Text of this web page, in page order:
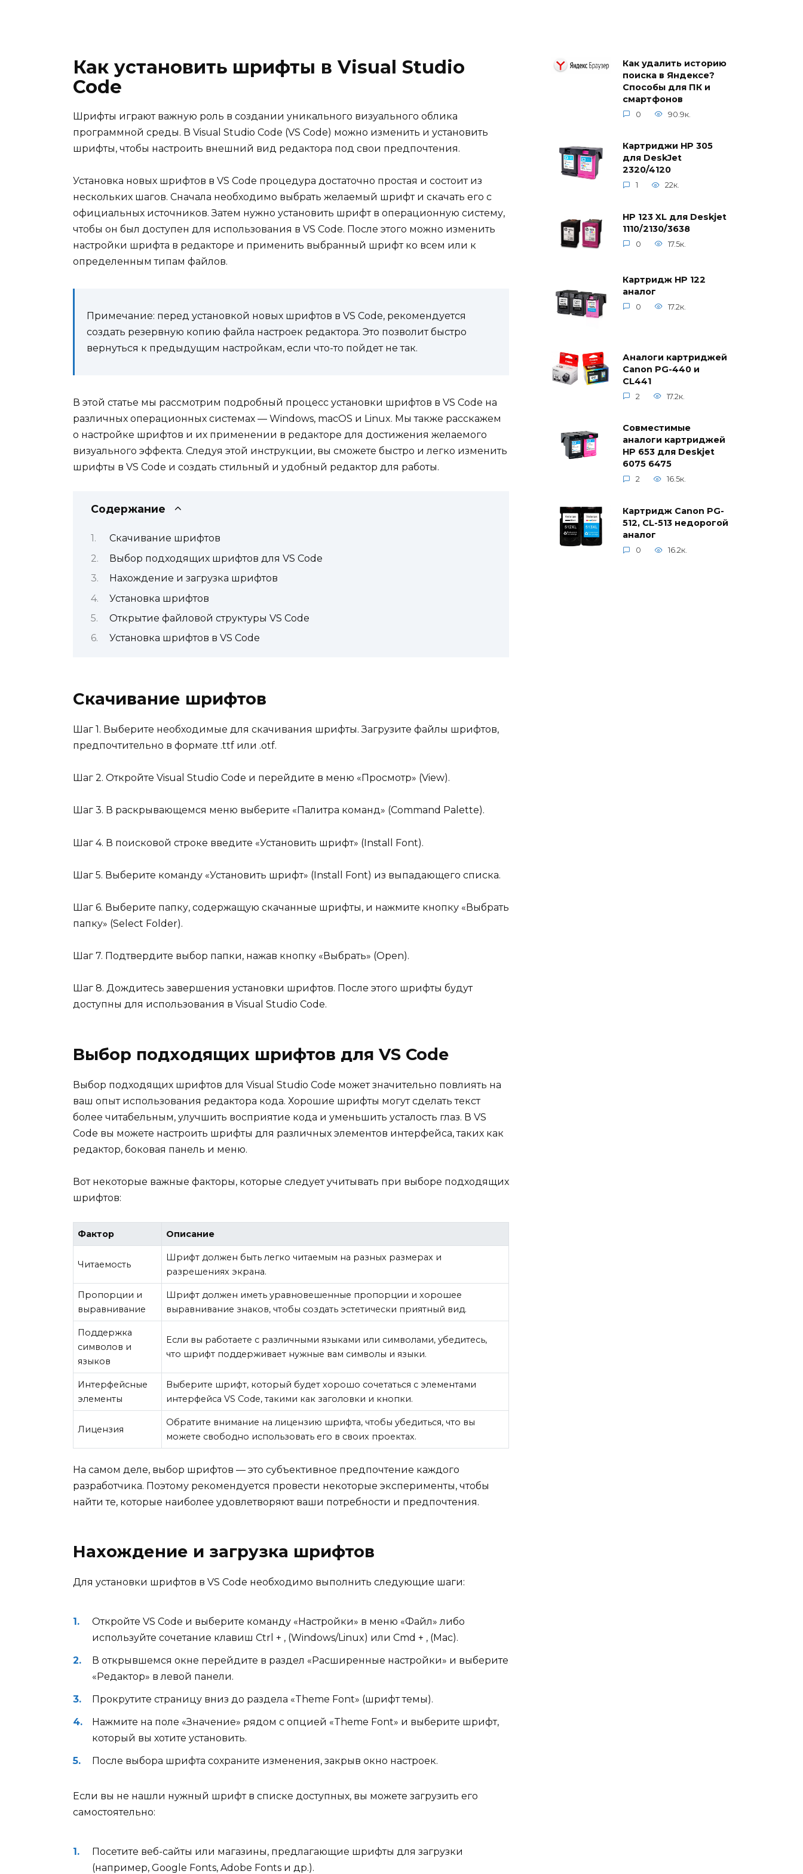
Как установить шрифты в Visual Studio
Code
Шрифты играют важную роль в создании уникального визуального облика
программной среды. В Visual Studio Code (VS Code) можно изменить и установить
шрифты, чтобы настроить внешний вид редактора под свои предпочтения.
Установка новых шрифтов в VS Code процедура достаточно простая и состоит из
нескольких шагов. Сначала необходимо выбрать желаемый шрифт и скачать его с
официальных источников. Затем нужно установить шрифт в операционную систему,
чтобы он был доступен для использования в VS Code. После этого можно изменить
настройки шрифта в редакторе и применить выбранный шрифт ко всем или к
определенным типам файлов.
Примечание: перед установкой новых шрифтов в VS Code, рекомендуется
создать резервную копию файла настроек редактора. Это позволит быстро
вернуться к предыдущим настройкам, если что-то пойдет не так.
В этой статье мы рассмотрим подробный процесс установки шрифтов в VS Code на
различных операционных системах — Windows, macOS и Linux. Мы также расскажем
о настройке шрифтов и их применении в редакторе для достижения желаемого
визуального эффекта. Следуя этой инструкции, вы сможете быстро и легко изменить
шрифты в VS Code и создать стильный и удобный редактор для работы.
Содержание
Скачивание шрифтов
Выбор подходящих шрифтов для VS Code
Нахождение и загрузка шрифтов
Установка шрифтов
Открытие файловой структуры VS Code
Установка шрифтов в VS Code
Скачивание шрифтов
Шаг 1. Выберите необходимые для скачивания шрифты. Загрузите файлы шрифтов,
предпочтительно в формате .ttf или .otf.
Шаг 2. Откройте Visual Studio Code и перейдите в меню «Просмотр» (View).
Шаг 3. В раскрывающемся меню выберите «Палитра команд» (Command Palette).
Шаг 4. В поисковой строке введите «Установить шрифт» (Install Font).
Шаг 5. Выберите команду «Установить шрифт» (Install Font) из выпадающего списка.
Шаг 6. Выберите папку, содержащую скачанные шрифты, и нажмите кнопку «Выбрать
папку» (Select Folder).
Шаг 7. Подтвердите выбор папки, нажав кнопку «Выбрать» (Open).
Шаг 8. Дождитесь завершения установки шрифтов. После этого шрифты будут
доступны для использования в Visual Studio Code.
Выбор подходящих шрифтов для VS Code
Выбор подходящих шрифтов для Visual Studio Code может значительно повлиять на
ваш опыт использования редактора кода. Хорошие шрифты могут сделать текст
более читабельным, улучшить восприятие кода и уменьшить усталость глаз. В VS
Code вы можете настроить шрифты для различных элементов интерфейса, таких как
редактор, боковая панель и меню.
Вот некоторые важные факторы, которые следует учитывать при выборе подходящих
шрифтов:
Фактор Описание
Читаемость
Шрифт должен быть легко читаемым на разных размерах и
разрешениях экрана.
Пропорции и
выравнивание
Шрифт должен иметь уравновешенные пропорции и хорошее
выравнивание знаков, чтобы создать эстетически приятный вид.
Поддержка
символов и
языков
Если вы работаете с различными языками или символами, убедитесь,
что шрифт поддерживает нужные вам символы и языки.
Интерфейсные
элементы
Выберите шрифт, который будет хорошо сочетаться с элементами
интерфейса VS Code, такими как заголовки и кнопки.
Лицензия
Обратите внимание на лицензию шрифта, чтобы убедиться, что вы
можете свободно использовать его в своих проектах.
На самом деле, выбор шрифтов — это субъективное предпочтение каждого
разработчика. Поэтому рекомендуется провести некоторые эксперименты, чтобы
найти те, которые наиболее удовлетворяют ваши потребности и предпочтения.
Нахождение и загрузка шрифтов
Для установки шрифтов в VS Code необходимо выполнить следующие шаги:
Откройте VS Code и выберите команду «Настройки» в меню «Файл» либо
используйте сочетание клавиш Ctrl + , (Windows/Linux) или Cmd + , (Mac).
В открывшемся окне перейдите в раздел «Расширенные настройки» и выберите
«Редактор» в левой панели.
Прокрутите страницу вниз до раздела «Theme Font» (шрифт темы).
Нажмите на поле «Значение» рядом с опцией «Theme Font» и выберите шрифт,
который вы хотите установить.
После выбора шрифта сохраните изменения, закрыв окно настроек.
Если вы не нашли нужный шрифт в списке доступных, вы можете загрузить его
самостоятельно:
Посетите веб-сайты или магазины, предлагающие шрифты для загрузки
(например, Google Fonts, Adobe Fonts и др.).
Как удалить историю
поиска в Яндексе?
Способы для ПК и
смартфонов
0 90.9к.
Картриджи HP 305
для DeskJet
2320/4120
1 22к.
HP 123 XL для Deskjet
1110/2130/3638
0 17.5к.
Картридж HP 122
аналог
0 17.2к.
Аналоги картриджей
Canon PG-440 и
CL441
2 17.2к.
Совместимые
аналоги картриджей
HP 653 для Deskjet
6075 6475
2 16.5к.
Картридж Canon PG-
512, CL-513 недорогой
аналог
0 16.2к.